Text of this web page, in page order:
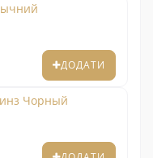
ДОДАТИ
Чорный